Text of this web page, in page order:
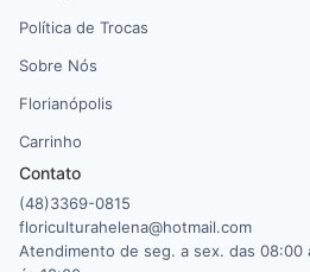
Política de Trocas
Sobre Nós
Florianópolis
Carrinho
Contato
(48)3369-0815
floriculturahelena@hotmail.com
Atendimento de seg. a sex. das 08:00